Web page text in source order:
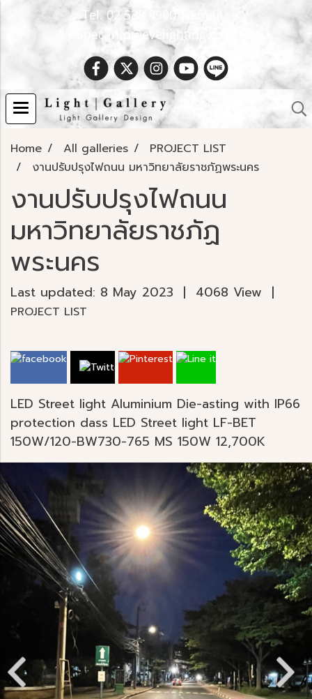
Tel. 02 538 9900 | Email :
Spec.info@evelighting.com
Home All galleries
PROJECT LIST
งานปรับปรุงไฟถนน มหาวิทยาลัยราชภัฏพระนคร
งานปรับปรุงไฟถนน
มหาวิทยาลัยราชภัฏ
พระนคร
Last updated: 8 May 2023 | 4068 View |
PROJECT LIST
LED Street light Aluminium Die-asting with IP66
protection dass LED Street light LF-BET
150W/120-BW730-765 MS 150W 12,700K